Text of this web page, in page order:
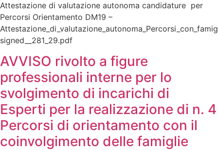
Attestazione di valutazione autonoma candidature per
Percorsi Orientamento DM19 –
signed__281_29.pdf
AVVISO rivolto a figure
professionali interne per lo
svolgimento di incarichi di
Esperti per la realizzazione di n. 4
Percorsi di orientamento con il
coinvolgimento delle famiglie